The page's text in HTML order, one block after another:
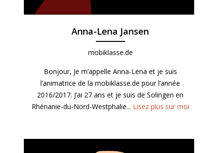
Anna-Lena Jansen
mobiklasse.de
Bonjour, Je m’appelle Anna-Lena et je suis
l’animatrice de la mobiklasse.de pour l’année
2016/2017. J’ai 27 ans et je suis de Solingen en
Rhénanie-du-Nord-Westphalie... Lisez plus sur moi